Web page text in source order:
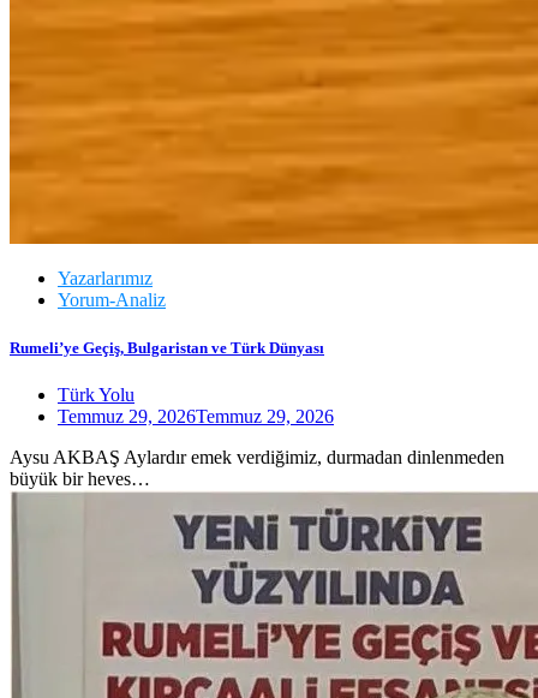
Yazarlarımız
Yorum-Analiz
Rumeli’ye Geçiş, Bulgaristan ve Türk Dünyası
Türk Yolu
Temmuz 29, 2026Temmuz 29, 2026
Aysu AKBAŞ Aylardır emek verdiğimiz, durmadan dinlenmeden
büyük bir heves…